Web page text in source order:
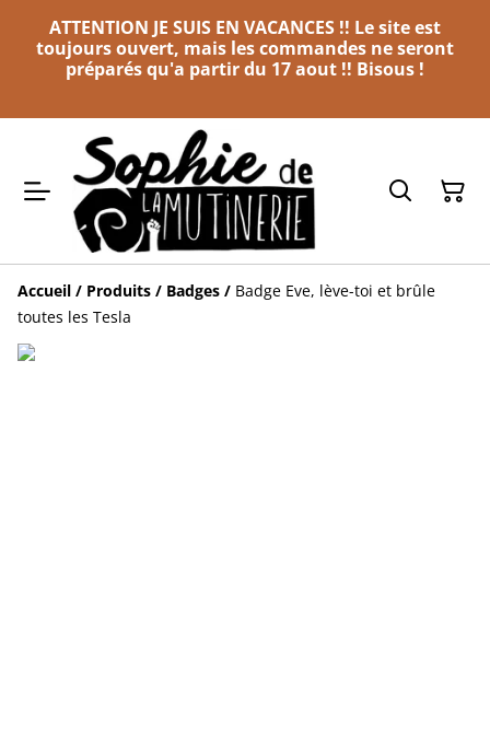
ATTENTION JE SUIS EN VACANCES !! Le site est
toujours ouvert, mais les commandes ne seront
préparés qu'a partir du 17 aout !! Bisous !
Accueil / Produits / Badges / Badge Eve, lève-toi et brûle
toutes les Tesla